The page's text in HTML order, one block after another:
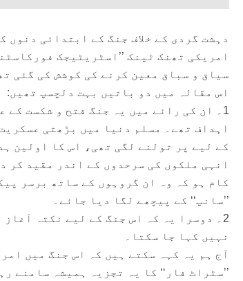
دہشت گردی کے خلاف جنگ کے ابتدائی دنوں
امریکی تھنک ٹینک ’’اسٹریٹیجک
سیاق و سباق معین کرنے کی کوشش کی گئی
اس مقالہ میں دو باتیں بہت دلچسپ تھیں:
1۔ ان کی رائے میں یہ جنگ فتح و شکست
اہداف تھے۔ مسلم دنیا میں بڑھتی
کے لیے پر تولنے لگی تھی، اس کا اولین
انہی ملکوں کی سرحدوں کے اندر مقید کر
کام ہو کہ وہ ان گروہوں کے ساتھ برسر
’’سانپ‘‘ کے پیچھے لگا دیا جائے۔
2۔ دوسرا یہ کہ اس جنگ کے لیے نکتہ
نہیں کہا جا سکتا۔
آج ہم یہ کہہ سکتے ہیں کہ اس جنگ میں